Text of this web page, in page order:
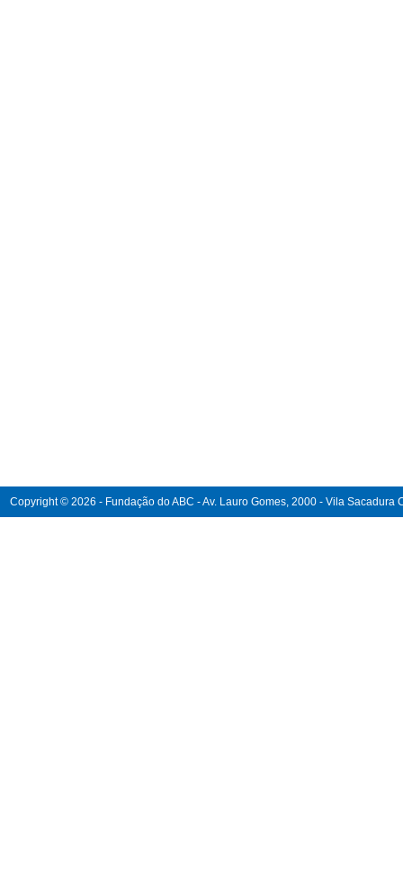
Copyright © 2026 - Fundação do ABC - Av. Lauro Gomes, 2000 - Vila